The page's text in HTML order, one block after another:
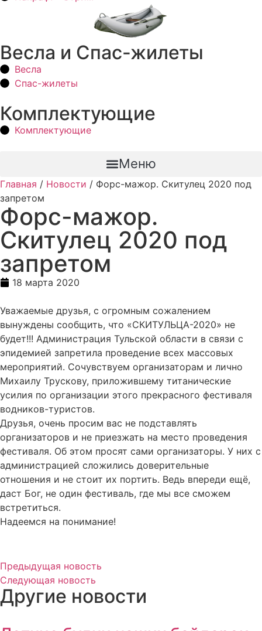
Весла и Спас-жилеты
Весла
Спас-жилеты
Комплектующие
Комплектующие
Меню
Главная / Новости / Форс-мажор. Скитулец 2020 под
запретом
Форс-мажор.
Скитулец 2020 под
запретом
18 марта 2020
Уважаемые друзья, с огромным сожалением
вынуждены сообщить, что «СКИТУЛЬЦА-2020» не
будет!!! Администрация Тульской области в связи с
эпидемией запретила проведение всех массовых
мероприятий. Сочувствуем организаторам и лично
Михаилу Трускову, приложившему титанические
усилия по организации этого прекрасного фестиваля
водников-туристов.
Друзья, очень просим вас не подставлять
организаторов и не приезжать на место проведения
фестиваля. Об этом просят сами организаторы. У них с
администрацией сложились доверительные
отношения и не стоит их портить. Ведь впереди ещё,
даст Бог, не один фестиваль, где мы все сможем
встретиться.
Надеемся на понимание!
Предыдущая новость
Следующая новость
Другие новости